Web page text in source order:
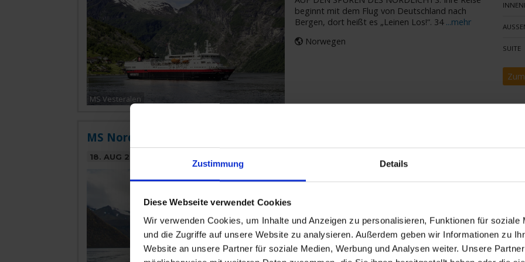
Zustimmung Details
Diese Webseite verwendet Cookies
Wir verwenden Cookies, um Inhalte und Anzeigen zu personalisieren, Funktionen für soziale
und die Zugriffe auf unsere Website zu analysieren. Außerdem geben wir Informationen zu
Website an unsere Partner für soziale Medien, Werbung und Analysen weiter. Unsere
MS Vesteralen
beginnt mit dem Flug von Deutschland nach
Bergen, dort heißt es „Leinen Los!“. 34 ...mehr
Norwegen
SUITE
MS Nordkapp » 11 Tage Klassische Postschiffroute
18. AUG 2026
Norwegen
SUITE